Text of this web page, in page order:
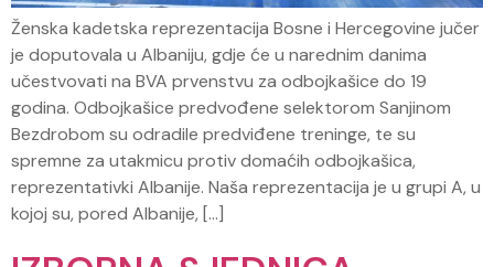
Ženska kadetska reprezentacija Bosne i Hercegovine jučer
je doputovala u Albaniju, gdje će u narednim danima
učestvovati na BVA prvenstvu za odbojkašice do 19
godina. Odbojkašice predvođene selektorom Sanjinom
Bezdrobom su odradile predviđene treninge, te su
spremne za utakmicu protiv domaćih odbojkašica,
reprezentativki Albanije. Naša reprezentacija je u grupi A, u
kojoj su, pored Albanije, […]